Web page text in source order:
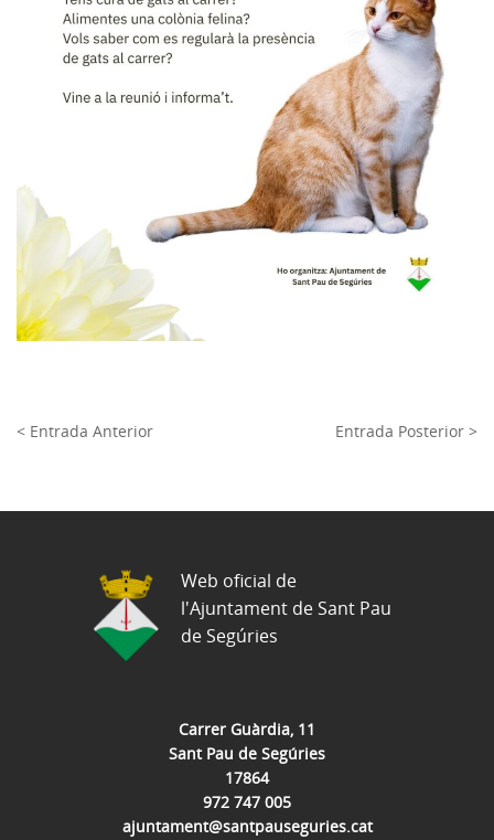
< Entrada Anterior Entrada Posterior >
Carrer Guàrdia, 11
Sant Pau de Segúries
17864
972 747 005
ajuntament@santpauseguries.cat
Web oficial de
l'Ajuntament de Sant Pau
de Segúries